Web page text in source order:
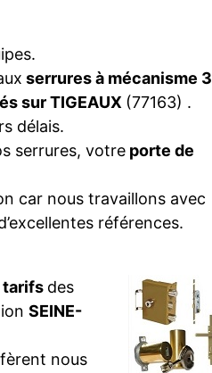
serrures à mécanisme 3
sur TIGEAUX (77163) .
délais.
serrures, votre porte de
car nous travaillons avec
références.
tarifs des
SEINE-
nous